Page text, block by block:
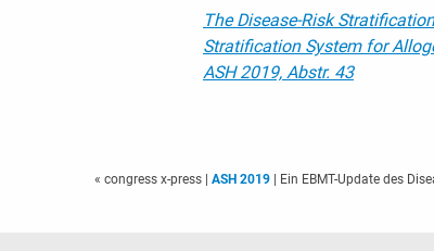
The Disease-Risk
Stratification System for
ASH 2019, Abstr. 43
« congress x-press | ASH 2019 | Ein EBMT-Update des